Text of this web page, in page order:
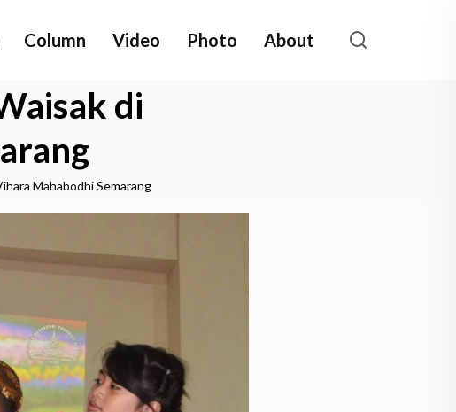
Column Video Photo About
di
Mahabodhi Semarang